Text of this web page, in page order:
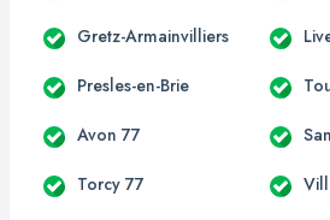
Gretz-Armainvilliers
Presles-en-Brie
Avon 77
Torcy 77